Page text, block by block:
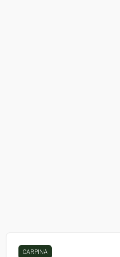
CARPINA